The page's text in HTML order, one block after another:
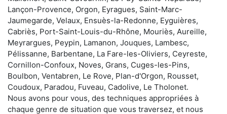
Lançon-Provence, Orgon, Eyragues, Saint-Marc-
Jaumegarde, Velaux, Ensuès-la-Redonne, Eyguières,
Cabriès, Port-Saint-Louis-du-Rhône, Mouriès, Aureille,
Meyrargues, Peypin, Lamanon, Jouques, Lambesc,
Pélissanne, Barbentane, La Fare-les-Oliviers, Ceyreste,
Cornillon-Confoux, Noves, Grans, Cuges-les-Pins,
Boulbon, Ventabren, Le Rove, Plan-d'Orgon, Rousset,
Coudoux, Paradou, Fuveau, Cadolive, Le Tholonet.
Nous avons pour vous, des techniques appropriées à
chaque genre de situation que vous traversez, et nous